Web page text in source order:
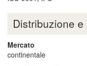
Distribuzione
Mercato
continentale